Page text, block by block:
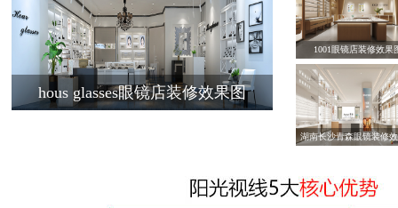
hous glasses眼镜店装修效果图
1001眼镜店装修效果
湖南长沙青森眼镜装修